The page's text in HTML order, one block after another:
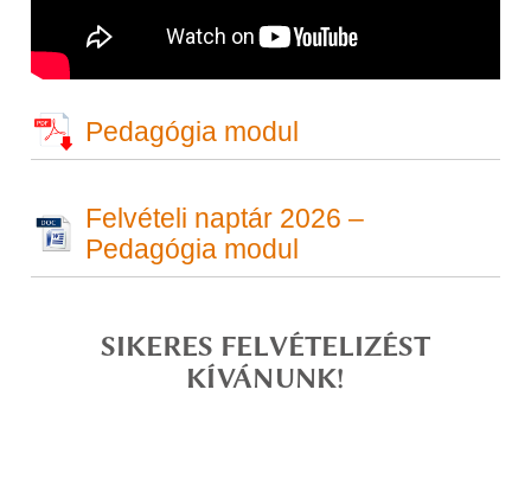
Pedagógia modul
Felvételi naptár 2026 –
Pedagógia modul
SIKERES FELVÉTELIZÉST
KÍVÁNUNK!